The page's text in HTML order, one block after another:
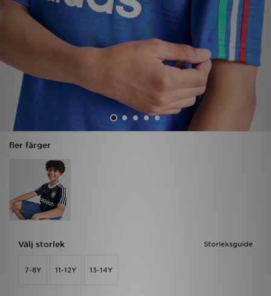
fler färger
Storleksguide
Välj storlek
7-8Y 11-12Y 13-14Y
Mitt JD
Mina meddelanden
Kundservice
JD Blogg